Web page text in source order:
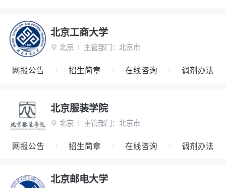
北京工商大学
 北京 主管部门： 北京市
网报公告 招生简章 在线咨询 调剂办法
北京服装学院
 北京 主管部门： 北京市
网报公告 招生简章 在线咨询 调剂办法
北京邮电大学